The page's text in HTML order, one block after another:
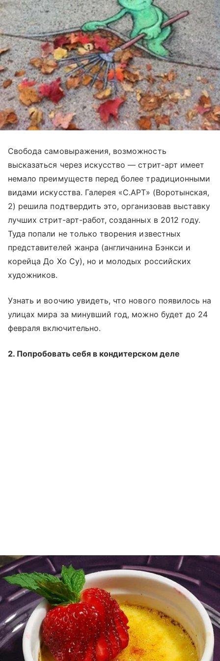
Свобода самовыражения, возможность
высказаться через искусство — стрит-арт имеет
немало преимуществ перед более традиционными
видами искусства. Галерея «С.АРТ» (Воротынская,
2) решила подтвердить это, организовав выставку
лучших стрит-арт-работ, созданных в 2012 году.
Туда попали не только творения известных
представителей жанра (англичанина Бэнкси и
корейца До Хо Су), но и молодых российских
художников.
Узнать и воочию увидеть, что нового появилось на
улицах мира за минувший год, можно будет до 24
февраля включительно.
2. Попробовать себя в кондитерском деле